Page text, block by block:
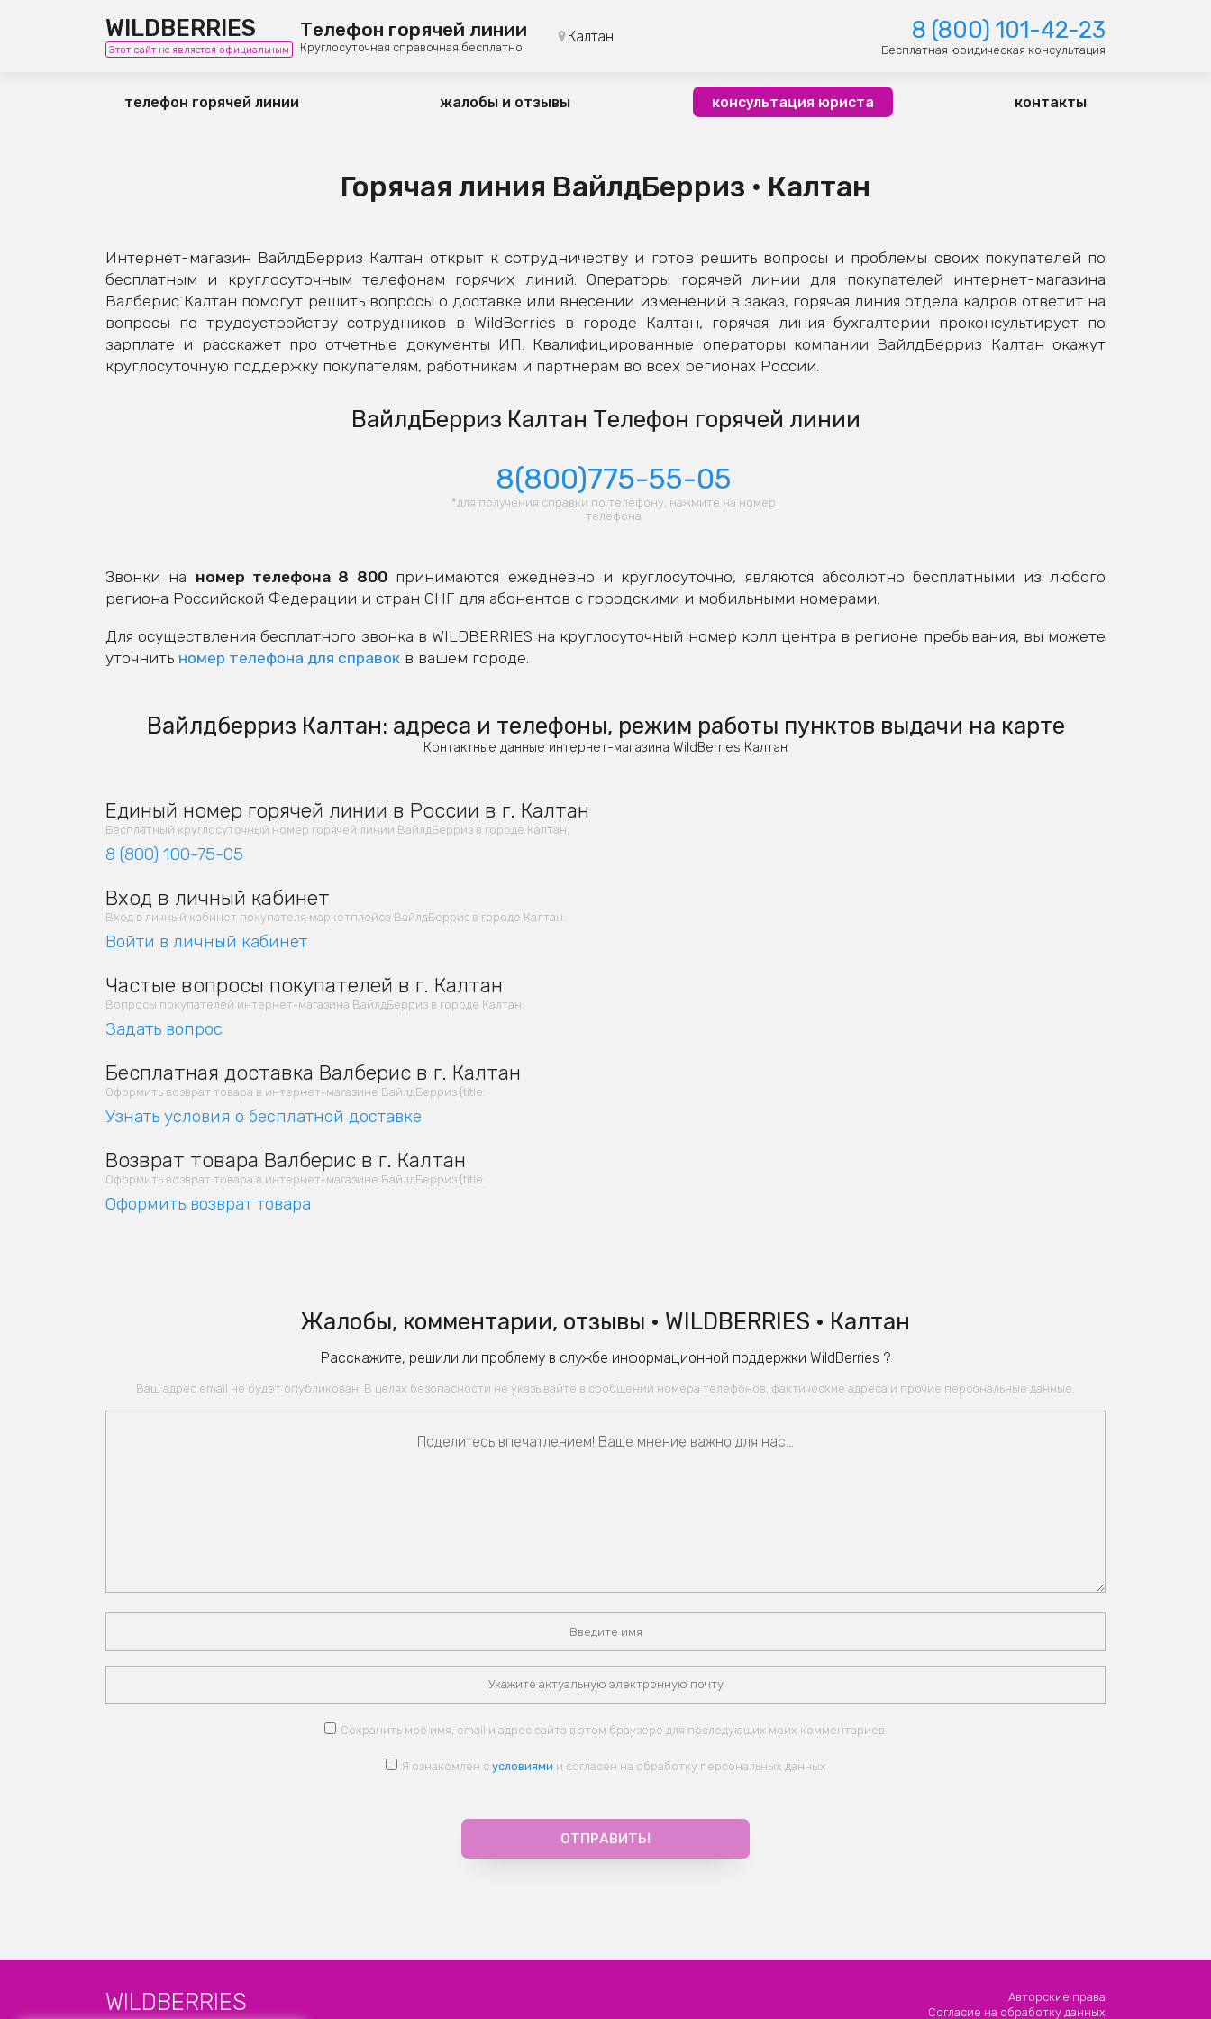
WILDBERRIES
Этот сайт не является официальным
Телефон горячей линии
Круглосуточная справочная бесплатно
Калтан 8 (800) 101-42-23
Бесплатная юридическая консультация
телефон горячей линии жалобы и отзывы консультация юриста контакты
Горячая линия ВайлдБерриз • Калтан
Интернет-магазин ВайлдБерриз Калтан открыт к сотрудничеству и готов решить вопросы и проблемы своих покупателей по
бесплатным и круглосуточным телефонам горячих линий. Операторы горячей линии для покупателей интернет-магазина
Валберис Калтан помогут решить вопросы о доставке или внесении изменений в заказ, горячая линия отдела кадров ответит на
вопросы по трудоустройству сотрудников в WildBerries в городе Калтан, горячая линия бухгалтерии проконсультирует по
зарплате и расскажет про отчетные документы ИП. Квалифицированные операторы компании ВайлдБерриз Калтан окажут
круглосуточную поддержку покупателям, работникам и партнерам во всех регионах России.
ВайлдБерриз Калтан Телефон горячей линии
8(800)775-55-05
*для получения справки по телефону, нажмите на номер
телефона
Звонки на номер телефона 8 800принимаются ежедневно и круглосуточно, являются абсолютно бесплатными из любого
региона Российской Федерации и стран СНГ для абонентов с городскими и мобильными номерами.
Для осуществления бесплатного звонка в WILDBERRIES на круглосуточный номер колл центра в регионе пребывания, вы можете
уточнить номер телефона для справок в вашем городе.
Вайлдберриз Калтан: адреса и телефоны, режим работы пунктов выдачи на карте
Контактные данные интернет-магазина WildBerries Калтан
Единый номер горячей линии в России в г. Калтан
Бесплатный круглосуточный номер горячей линии ВайлдБерриз в городе Калтан:
8 (800) 100-75-05
Вход в личный кабинет
Вход в личный кабинет покупателя маркетплейса ВайлдБерриз в городе Калтан:
Войти в личный кабинет
Частые вопросы покупателей в г. Калтан
Вопросы покупателей интернет-магазина ВайлдБерриз в городе Калтан:
Задать вопрос
Бесплатная доставка Валберис в г. Калтан
Оформить возврат товара в интернет-магазине ВайлдБерриз {title:
Узнать условия о бесплатной доставке
Возврат товара Валберис в г. Калтан
Оформить возврат товара в интернет-магазине ВайлдБерриз {title:
Оформить возврат товара
Жалобы, комментарии, отзывы • WILDBERRIES • Калтан
Расскажите, решили ли проблему в службе информационной поддержки WildBerries ?
Ваш адрес email не будет опубликован. В целях безопасности не указывайте в сообщении номера телефонов, фактические адреса и прочие персональные данные.
Сохранить моё имя, email и адрес сайта в этом браузере для последующих моих комментариев.
Я ознакомлен с условиями и согласен на обработку персональных данных
WILDBERRIES
Авторские права
Согласие на обработку данных